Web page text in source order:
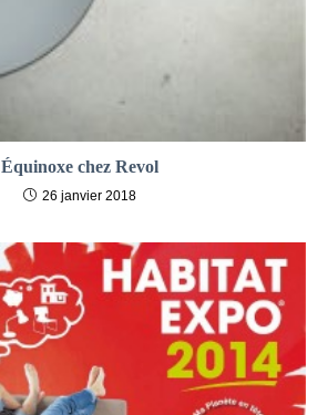
Équinoxe chez Revol
26 janvier 2018